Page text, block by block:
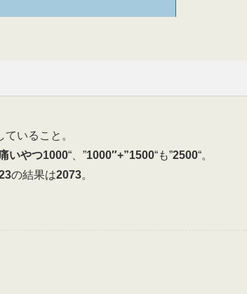
いること。
いやつ1000“、”1000″+”1500“も”2500“。
の結果は2073。